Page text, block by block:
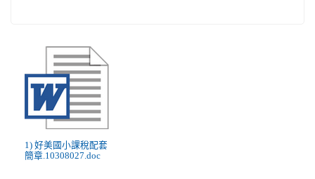
1) 好美國小課稅配套
簡章.10308027.doc